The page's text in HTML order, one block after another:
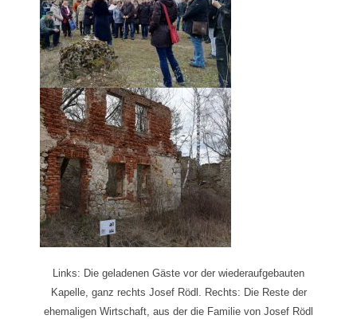
Links: Die geladenen Gäste vor der wiederaufgebauten
Kapelle, ganz rechts Josef Rödl. Rechts: Die Reste der
ehemaligen Wirtschaft, aus der die Familie von Josef Rödl